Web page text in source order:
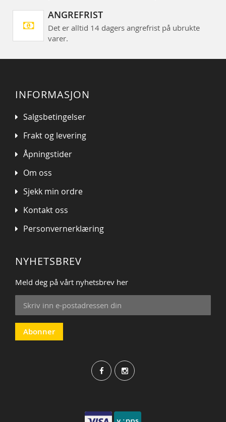
ANGREFRIST
Det er alltid 14 dagers angrefrist på ubrukte
varer.
INFORMASJON
Salgsbetingelser
Frakt og levering
Åpningstider
Om oss
Sjekk min ordre
Kontakt oss
Personvernerklæring
NYHETSBREV
Meld deg på vårt nyhetsbrev her
Sign
Up
for
Our
Newsletter:
Abonner